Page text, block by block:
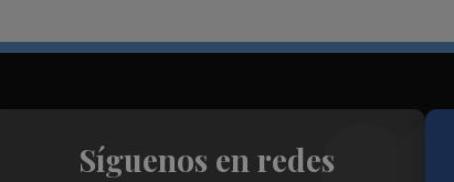
Síguenos en redes